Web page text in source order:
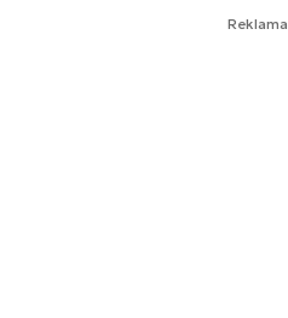
Reklama